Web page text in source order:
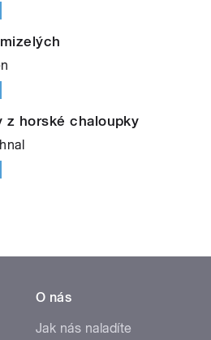
z horské chaloupky
O nás
Jak nás naladíte